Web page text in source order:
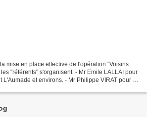
mise en place effective de l'opération "Voisins
"référents" s'organisent: - Mr Emile LALLAI pour
et environs. - Mr Philippe VIRAT pour le